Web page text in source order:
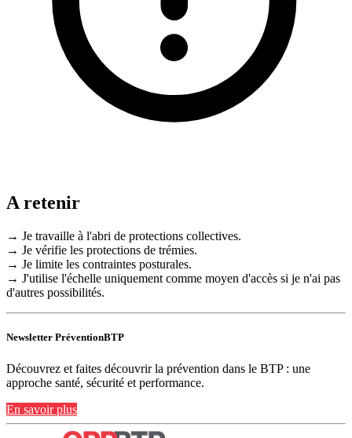
A retenir
→ Je travaille à l'abri de protections collectives.
→ Je vérifie les protections de trémies.
→ Je limite les contraintes posturales.
→ J'utilise l'échelle uniquement comme moyen d'accès si je n'ai pas
d'autres possibilités.
Newsletter PréventionBTP
Découvrez et faites découvrir la prévention dans le BTP : une
approche santé, sécurité et performance.
En savoir plus